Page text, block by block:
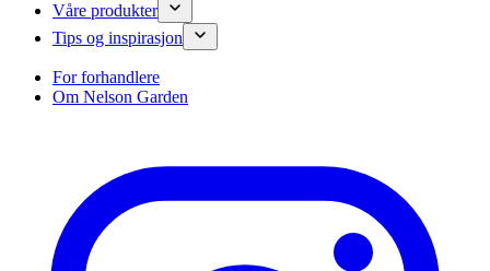
Våre produkter
Tips og inspirasjon
For forhandlere
Om Nelson Garden